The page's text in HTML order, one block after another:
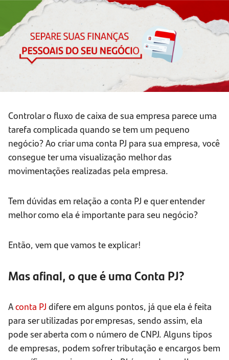
Controlar o fluxo de caixa de sua empresa parece uma
tarefa complicada quando se tem um pequeno
negócio? Ao criar uma conta PJ para sua empresa, você
consegue ter uma visualização melhor das
movimentações realizadas pela empresa.
Tem dúvidas em relação a conta PJ e quer entender
melhor como ela é importante para seu negócio?
Então, vem que vamos te explicar!
Mas afinal, o que é uma Conta PJ?
Aconta PJ difere em alguns pontos, já que ela é feita
para ser utilizadas por empresas, sendo assim, ela
pode ser aberta com o número de CNPJ. Alguns tipos
de empresas, podem sofrer tributação e encargos bem